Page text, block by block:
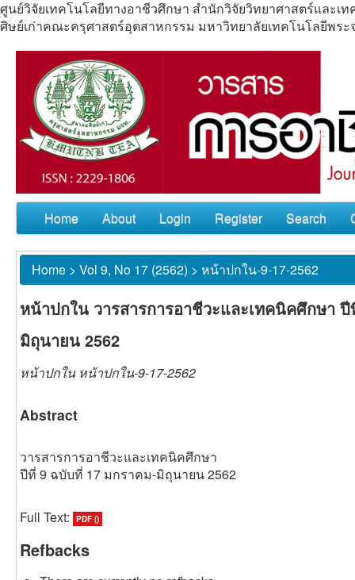
ศูนย์วิจัยเทคโนโลยีทางอาชีวศึกษา สำนักวิจัยวิทยาศาสตร์และ
ศิษย์เก่าคณะครุศาสตร์อุตสาหกรรม มหาวิทยาลัยเทคโนโลยีพระ
Home About Login Register Search
Home > Vol 9, No 17 (2562) > หน้าปกใน-9-17-2562
หน้าปกใน วารสารการอาชีวะและเทคนิคศึกษา
มิถุนายน 2562
หน้าปกใน หน้าปกใน-9-17-2562
Abstract
วารสารการอาชีวะและเทคนิคศึกษา
ปีที่ 9 ฉบับที่ 17 มกราคม-มิถุนายน 2562
Full Text: PDF ()
Refbacks